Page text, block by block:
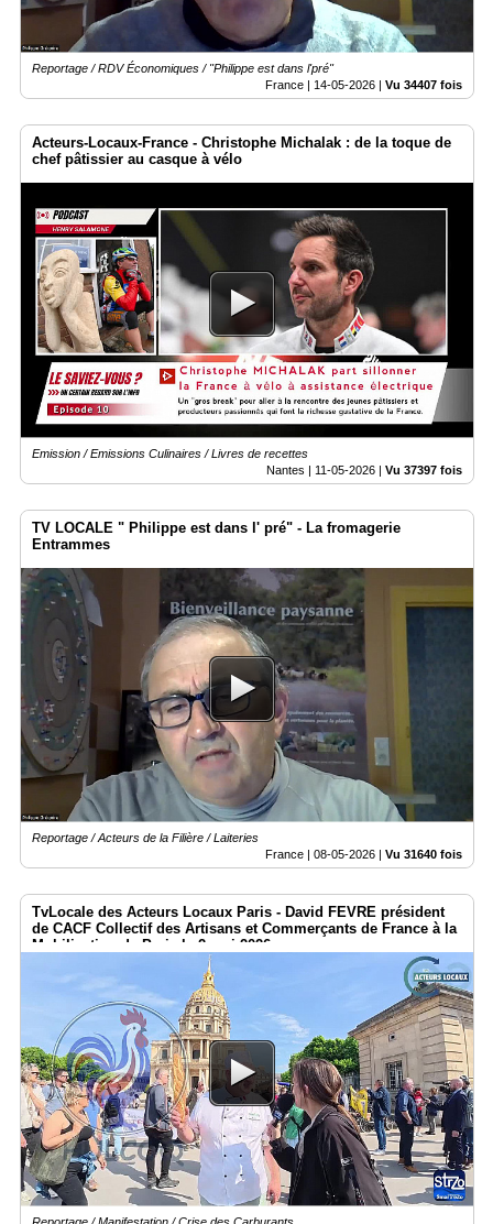
Reportage / RDV Économiques / "Philippe est dans l'pré"
France | 14-05-2026 Vu 34407 fois
Acteurs-Locaux-France - Christophe Michalak : de la toque de
chef pâtissier au casque à vélo
Emission / Emissions Culinaires / Livres de recettes
Nantes | 11-05-2026 | Vu 37397 fois
TV LOCALE " Philippe est dans l' pré" - La fromagerie
Entrammes
Reportage / Acteurs de la Filière / Laiteries
France | 08-05-2026 | Vu 31640 fois
TvLocale des Acteurs Locaux Paris - David FEVRE président
de CACF Collectif des Artisans et Commerçants de France à la
Mobilisation de Paris le 2 mai 2026